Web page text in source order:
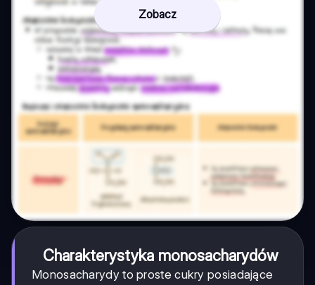
Zobacz
Charakterystyka monosacharydów
Monosacharydy to proste cukry posiadające